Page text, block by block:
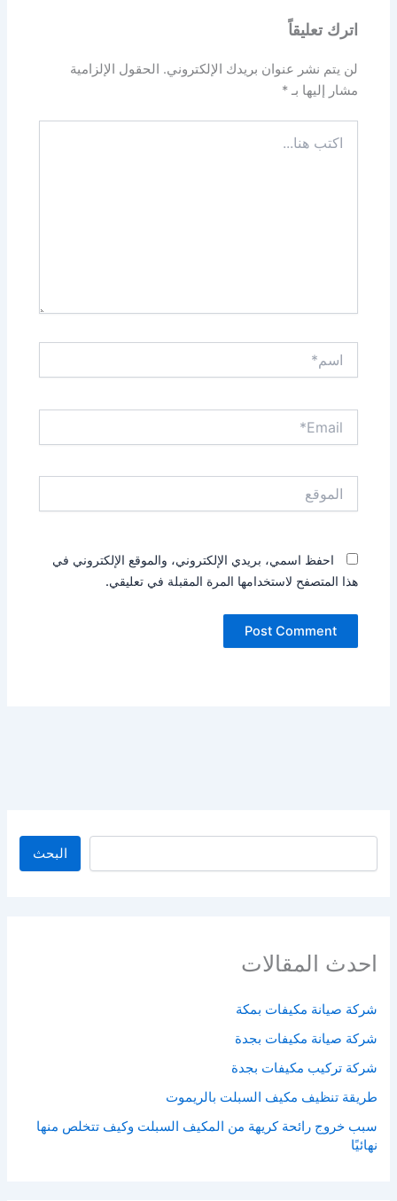
اترك تعليقاً
لن يتم نشر عنوان بريدك الإلكتروني.
الحقول الإلزامية
مشار إليها بـ*
هنا...
احفظ اسمي، بريدي الإلكتروني، والموقع الإلكتروني في
هذا المتصفح لاستخدامها المرة المقبلة في تعليقي.
البحث
احدث المقالات
شركة صيانة مكيفات بمكة
شركة صيانة مكيفات بجدة
شركة تركيب مكيفات بجدة
طريقة تنظيف مكيف السبلت بالريموت
سبب خروج رائحة كريهة من المكيف السبلت وكيف تتخلص منها
نهائيًا